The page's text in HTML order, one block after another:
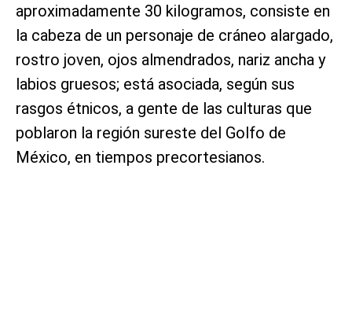
aproximadamente 30 kilogramos, consiste en
la cabeza de un personaje de cráneo alargado,
rostro joven, ojos almendrados, nariz ancha y
labios gruesos; está asociada, según sus
rasgos étnicos, a gente de las culturas que
poblaron la región sureste del Golfo de
México, en tiempos precortesianos.